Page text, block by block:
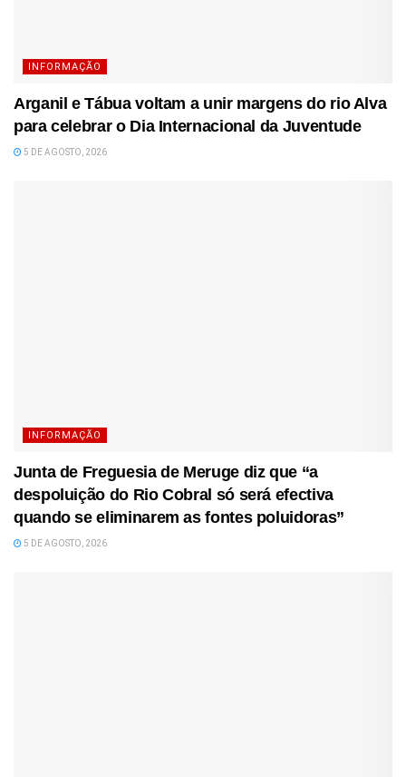
INFORMAÇÃO
Arganil e Tábua voltam a unir margens do rio Alva
para celebrar o Dia Internacional da Juventude
5 DE AGOSTO, 2026
INFORMAÇÃO
Junta de Freguesia de Meruge diz que “a
despoluição do Rio Cobral só será efectiva
quando se eliminarem as fontes poluidoras”
5 DE AGOSTO, 2026